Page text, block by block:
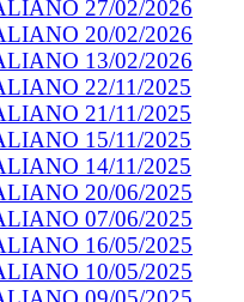
27/02/2026
20/02/2026
13/02/2026
22/11/2025
21/11/2025
15/11/2025
14/11/2025
20/06/2025
07/06/2025
16/05/2025
10/05/2025